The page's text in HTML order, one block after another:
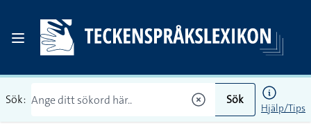
Sök: Sök
Hjälp/Tips